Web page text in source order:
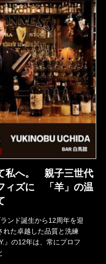
私へ。 親子三世代
ィズに 「羊」の温
ンド誕生から12周年を迎
れた卓越した品質と洗練
の12年は、常にプロフ